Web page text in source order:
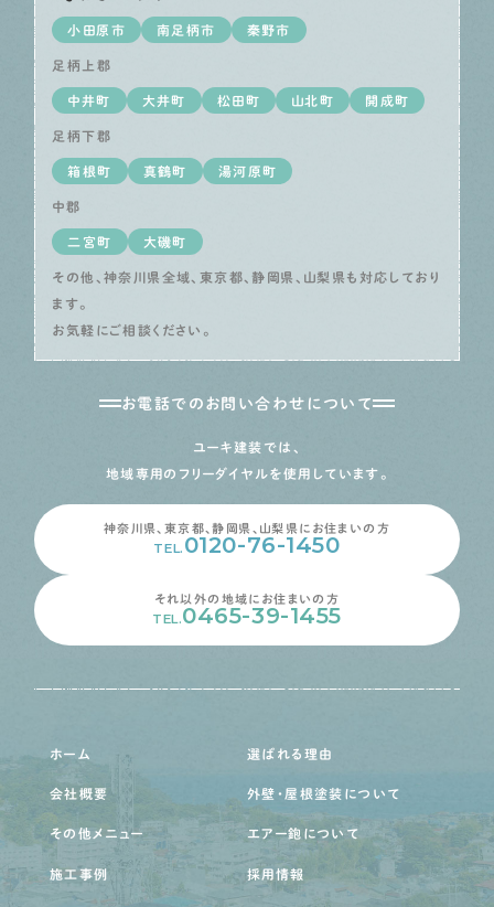
小田原市 南足柄市 秦野市
足柄上郡
中井町 大井町 松田町 山北町 開成町
足柄下郡
箱根町 真鶴町 湯河原町
中郡
二宮町 大磯町
その他、神奈川県全域、東京都、静岡県、山梨県も対応しており
ます。
お気軽にご相談ください。
お電話でのお問い合わせについて
ユーキ建装では、
地域専用のフリーダイヤルを使用しています。
神奈川県、東京都、静岡県、山梨県にお住まいの方
TEL. 0120-76-1450
それ以外の地域にお住まいの方
TEL.0465-39-1455
ホーム 選ばれる理由
会社概要 外壁・屋根塗装について
その他メニュー エアー鉋について
施工事例 採用情報